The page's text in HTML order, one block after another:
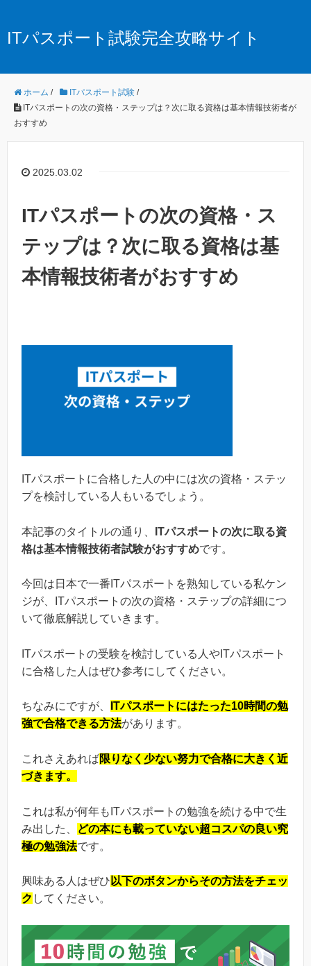
ITパスポート試験完全攻略サイト
ホーム / ITパスポート試験 /
ITパスポートの次の資格・ステップは？次に取る資格は基本情報技術者が
おすすめ
2025.03.02
ITパスポートの次の資格・ス
テップは？次に取る資格は基
本情報技術者がおすすめ
ITパスポートに合格した人の中には次の資格・ステッ
プを検討している人もいるでしょう。
本記事のタイトルの通り、
ITパスポートの次に取る資
格は基本情報技術者試験がおすすめです。
今回は日本で一番ITパスポートを熟知している私ケン
ジが、ITパスポートの次の資格・ステップの詳細につ
いて徹底解説していきます。
ITパスポートの受験を検討している人やITパスポート
に合格した人はぜひ参考にしてください。
ちなみにですが、
ITパスポートにはたった10時間の勉
強で合格できる方法があります。
これさえあれば限りなく少ない努力で合格に大きく近
づきます。
これは私が何年もITパスポートの勉強を続ける中で生
み出した、
どの本にも載っていない超コスパの良い究
極の勉強法です。
興味ある人はぜひ 以下のボタンからその方法をチェッ
ク してください。